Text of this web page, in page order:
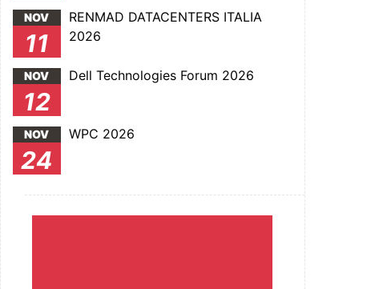
NOV
11
RENMAD DATACENTERS ITALIA
2026
NOV
12
Dell Technologies Forum 2026
NOV
24
WPC 2026